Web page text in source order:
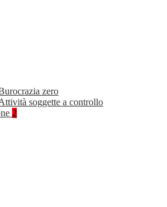
zero
soggette a controllo
2